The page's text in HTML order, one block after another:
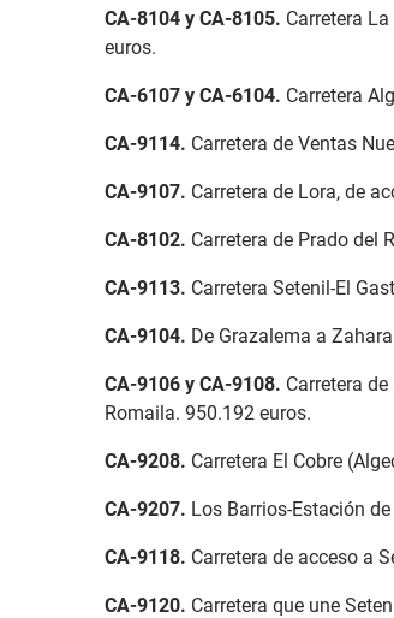
CA-8104 y CA-8105. Carretera
euros.
CA-6107 y CA-6104. Carretera
CA-9114. Carretera de Ventas
CA-9107. Carretera de Lora, de
CA-8102. Carretera de Prado del
CA-9113. Carretera Setenil-El
CA-9104. De Grazalema a
CA-9106 y CA-9108. Carretera
Romaila. 950.192 euros.
CA-9208. Carretera El Cobre
CA-9207. Los Barrios-Estación
CA-9118. Carretera de acceso a
CA-9120. Carretera que une